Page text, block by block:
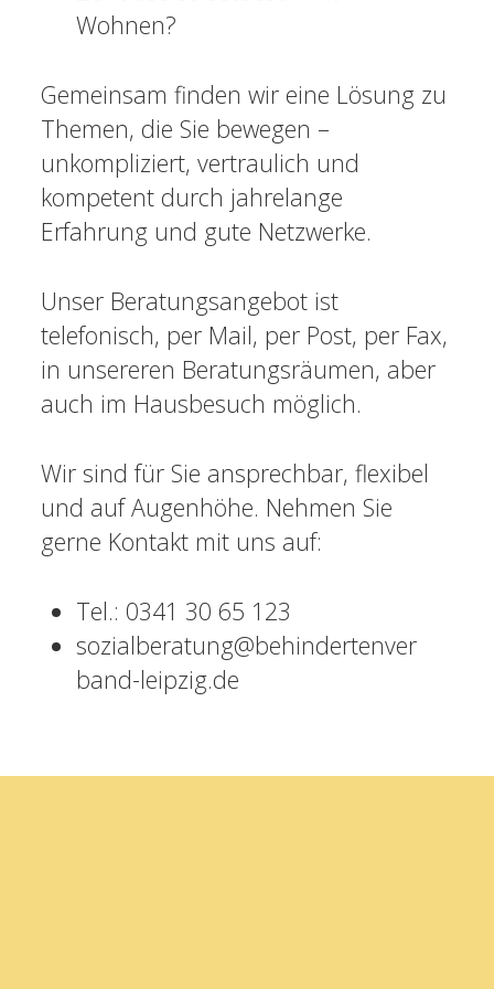
Barrierefreie Mobilität – Fahrgastbeirat
Selbsthilfe
Mitglied werden
Kontakt
Datenschutz
facebookinstagram
youtube
emailphone
Wohnen?
Gemeinsam finden wir eine Lösung zu
Themen, die Sie bewegen –
unkompliziert, vertraulich und
kompetent durch jahrelange
Erfahrung und gute Netzwerke.
Unser Beratungsangebot ist
telefonisch, per Mail, per Post, per Fax,
in unsereren Beratungsräumen, aber
auch im Hausbesuch möglich.
Wir sind für Sie ansprechbar, flexibel
und auf Augenhöhe. Nehmen Sie
gerne Kontakt mit uns auf:
Tel.: 0341 30 65 123
sozialberatung@behindertenver
band-leipzig.de